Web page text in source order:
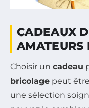
CADEAUX
AMATEURS
Choisir un cadeau
bricolage peut
une sélection